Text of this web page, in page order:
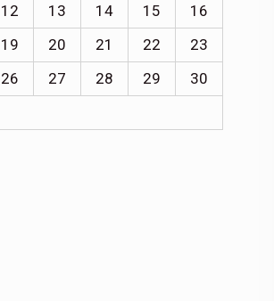
12 13 14 15
16
19 20 21 22
23
26 27 28 29
30